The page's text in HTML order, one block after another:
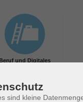
Beruf und Digitales
sind kleine